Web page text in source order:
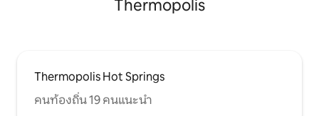
Thermopolis
Thermopolis Hot Springs
คนท้องถิ่น 19 คนแนะนำ